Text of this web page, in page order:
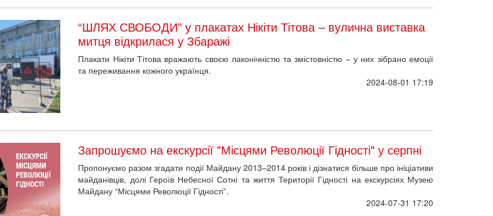
“ШЛЯХ СВОБОДИ” у плакатах Нікіти Тітова – вулична виставка
митця відкрилася у Збаражі
Плакати Нікіти Тітова вражають своєю лаконічністю та змістовністю – у них зібрано емоції
та переживання кожного українця.
2024-08-01 17:19
Запрошуємо на екскурсії "Місцями Революції Гідності" у серпні
Пропонуємо разом згадати події Майдану 2013–2014 років і дізнатися більше про ініціативи
майданівців, долі Героїв Небесної Сотні та життя Території Гідності на екскурсіях Музею
Майдану “Місцями Революції Гідності”.
2024-07-31 17:20